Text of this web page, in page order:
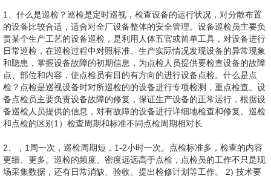
1、什么是巡检？巡检是定时巡视，检查设备的运行状况，对分散布置
的设备比较合适，适合对全厂设备整体的安全管理。设备巡检员主要负
责某个生产工艺的设备巡检，是利用人体五官或简单工具，对设备进行
日常巡检，在巡检过程中对照标准、生产实际情况发现设备的异常现象
和隐患，掌握设备故障的初期信息，为点检人员提供要检查设备的故障
点、部位和内容，使点检员有目的有方向的进行设备点检。什么是点
检？点检是巡视设备时对所巡检的的设备进行专项检测，重点检查。设
备点检员主要负责设备故障的修复，保证生产设备的正常运行，根据设
备巡检人员提供的信息，对有故障的设备进行详细地检查和修复。巡检
和点检的区别1）检查周期和标准不同点检周期相对长
2、，1周一次，巡检周期短，1-2小时一次。点检标准多，检查的内容
更细、更多。巡检的频度、密度远远高于点检，点检员的工作不只是现
场采集数据，还有日常消缺、验收、提出检修计划等工作。 2) 技术要